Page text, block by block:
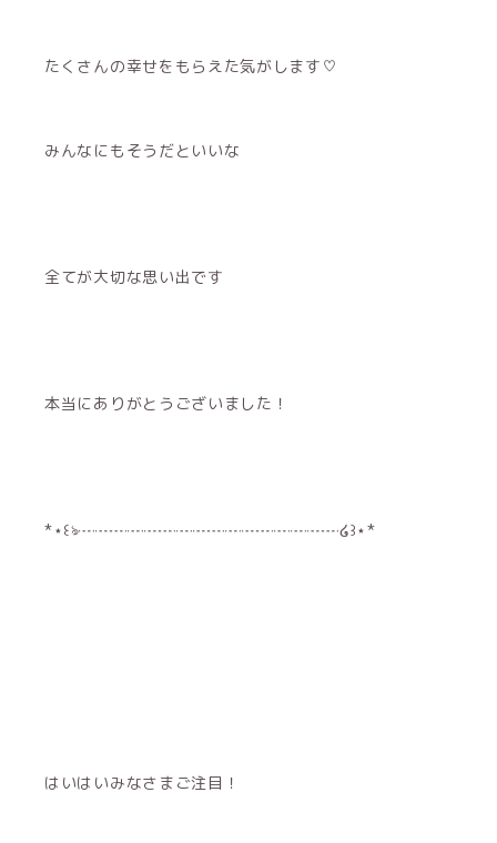
たくさんの幸せをもらえた気がします♡
みんなにもそうだといいな
全てが大切な思い出です
本当にありがとうございました！
*⋆꒰ঌ┈┈┈┈┈┈┈┈┈┈┈┈┈┈┈┈໒꒱⋆*
はいはいみなさまご注目！